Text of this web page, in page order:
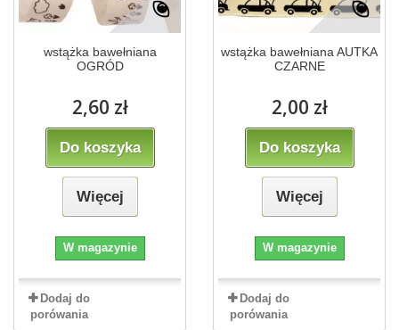
wstążka bawełniana
OGRÓD
2,60 zł
Do koszyka
Więcej
W magazynie
Dodaj do
porówania
wstążka bawełniana AUTKA
CZARNE
2,00 zł
Do koszyka
Więcej
W magazynie
Dodaj do
porówania